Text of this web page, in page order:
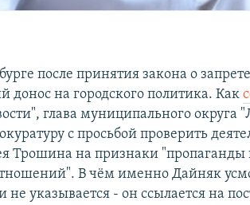
после принятия закона о
донос на городского политика. Как
глава муниципального
с просьбой проверить
Трошина на признаки
В чём именно Дайняк
не указывается - он ссылается на